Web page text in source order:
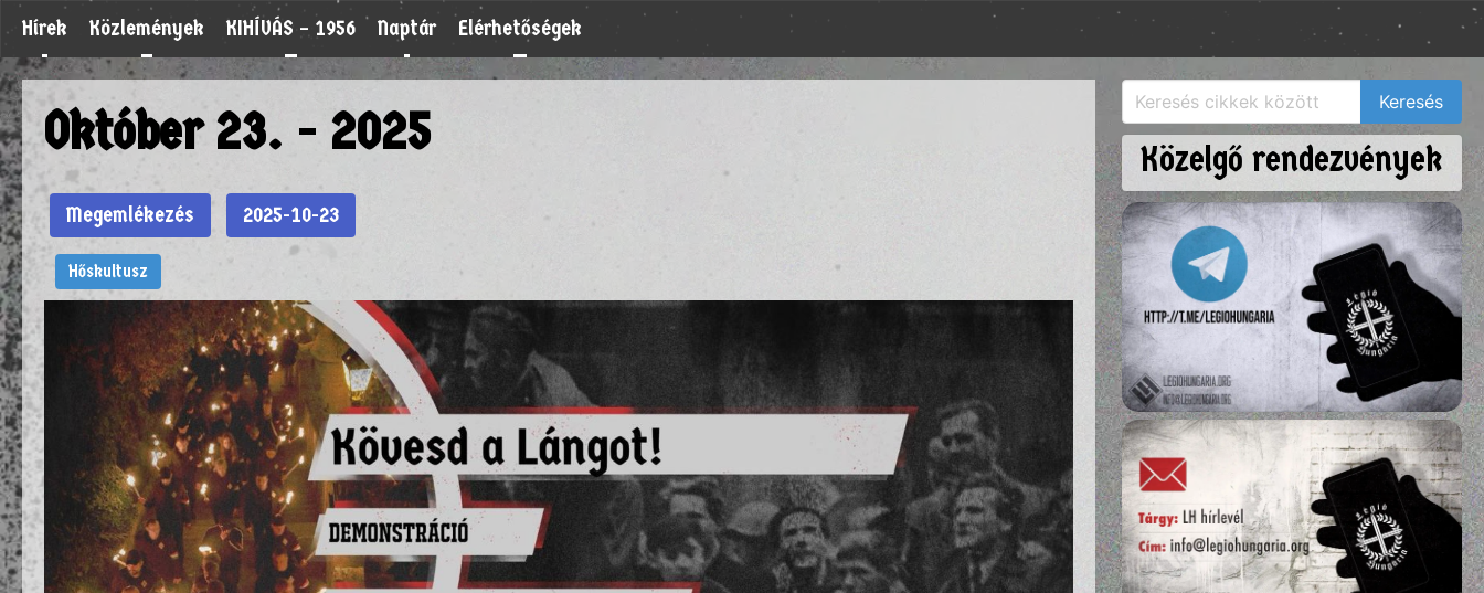
Hírek Közlemények KIHÍVÁS – 1956 Naptár Elérhetőségek
Október 23. - 2025
Megemlékezés 2025-10-23
Hőskultusz
Közelgő rendezvények